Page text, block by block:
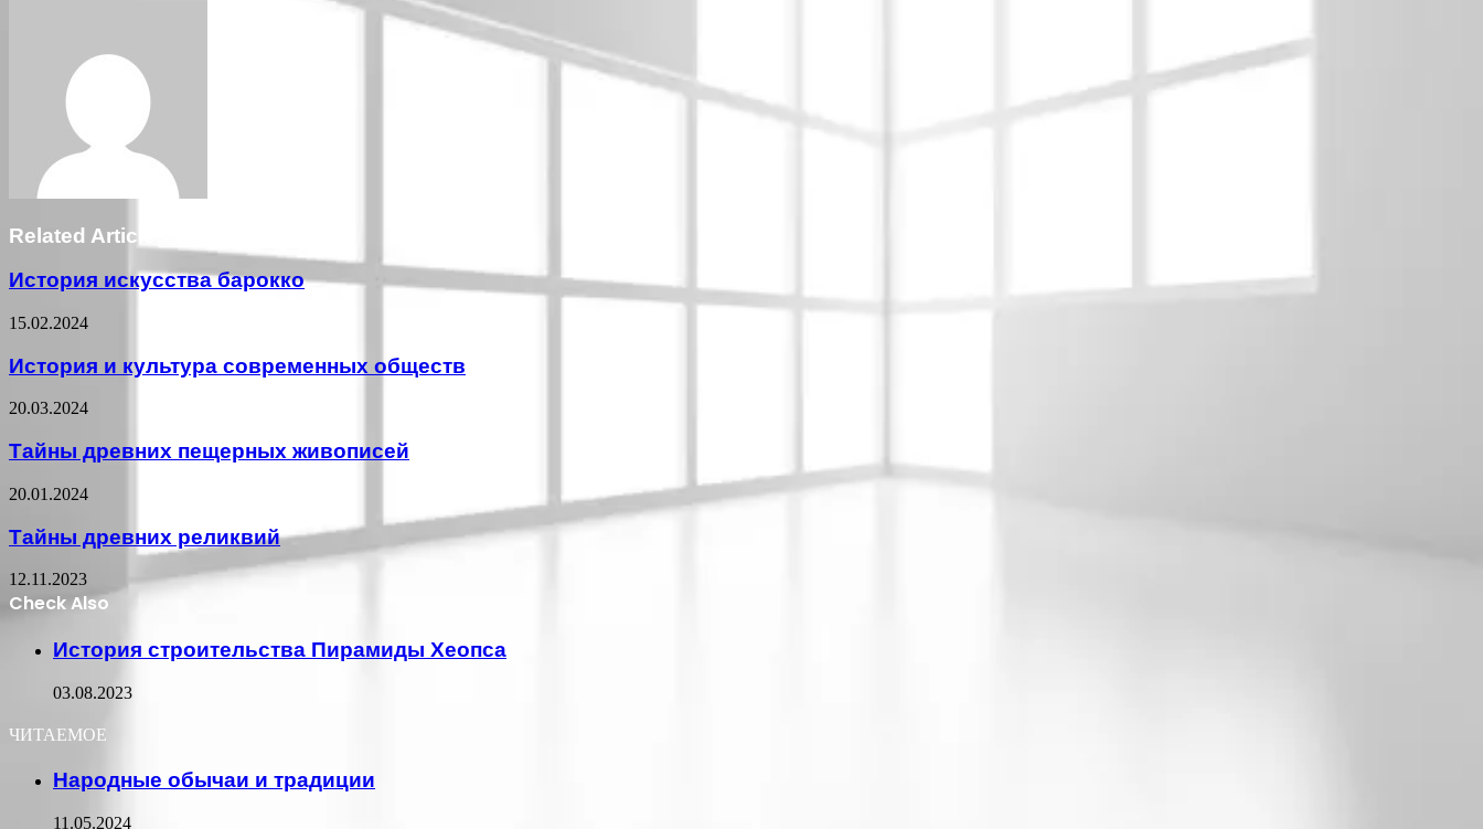
Related Articles
История искусства барокко
15.02.2024
История и культура современных обществ
20.03.2024
Тайны древних пещерных живописей
20.01.2024
Тайны древних реликвий
12.11.2023
Check Also
История строительства Пирамиды Хеопса
03.08.2023
ЧИТАЕМОЕ
Народные обычаи и традиции
11.05.2024